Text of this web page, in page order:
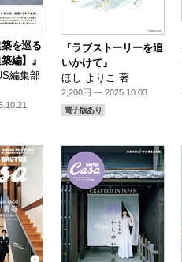
築を巡る
編】』
編集部
『ラブストーリーを追
いかけて』
ほし よりこ 著
2,200円 — 2025.10.03
電子版あり